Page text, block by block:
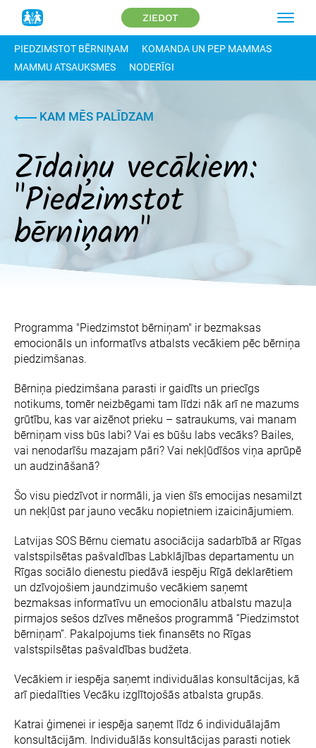
ZIEDOT
PIEDZIMSTOT BĒRNIŅAM
KOMANDA UN PEP MAMMAS
MAMMU ATSAUKSMES
NODERĪGI
KAM MĒS PALĪDZAM
Zīdaiņu vecākiem:
"Piedzimstot
bērniņam"
Programma "Piedzimstot bērniņam" ir bezmaksas
emocionāls un informatīvs atbalsts vecākiem pēc bērniņa
piedzimšanas.
Bērniņa piedzimšana parasti ir gaidīts un priecīgs
notikums, tomēr neizbēgami tam līdzi nāk arī ne mazums
grūtību, kas var aizēnot prieku – satraukums, vai manam
bērniņam viss būs labi? Vai es būšu labs vecāks? Bailes,
vai nenodarīšu mazajam pāri? Vai nekļūdīšos viņa aprūpē
un audzināšanā?
Šo visu piedzīvot ir normāli, ja vien šīs emocijas nesamilzt
un nekļūst par jauno vecāku nopietniem izaicinājumiem.
Latvijas SOS Bērnu ciematu asociācija sadarbībā ar Rīgas
valstspilsētas pašvaldības Labklājības departamentu un
Rīgas sociālo dienestu piedāvā iespēju Rīgā deklarētiem
un dzīvojošiem jaundzimušo vecākiem saņemt
bezmaksas informatīvu un emocionālu atbalstu mazuļa
pirmajos sešos dzīves mēnešos programmā “Piedzimstot
bērniņam”. Pakalpojums tiek finansēts no Rīgas
valstspilsētas pašvaldības budžeta.
Vecākiem ir iespēja saņemt individuālas konsultācijas, kā
arī piedalīties Vecāku izglītojošās atbalsta grupās.
Katrai ģimenei ir iespēja saņemt līdz 6 individuālajām
konsultācijām. Individuālās konsultācijas parasti notiek